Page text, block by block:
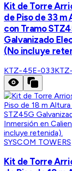
Kit de Torre
de Piso de 33 m
con Tramo
Galvanizado
(No incluye
KTZ-45E-033
SYSCOM TOWERS
Kit de Torre